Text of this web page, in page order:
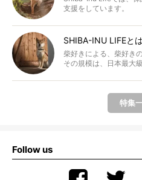
支援をしています。
SHIBA-INU LIFEとは
柴好きによる、柴好き
その規模は、日本最大級
特集
Follow us